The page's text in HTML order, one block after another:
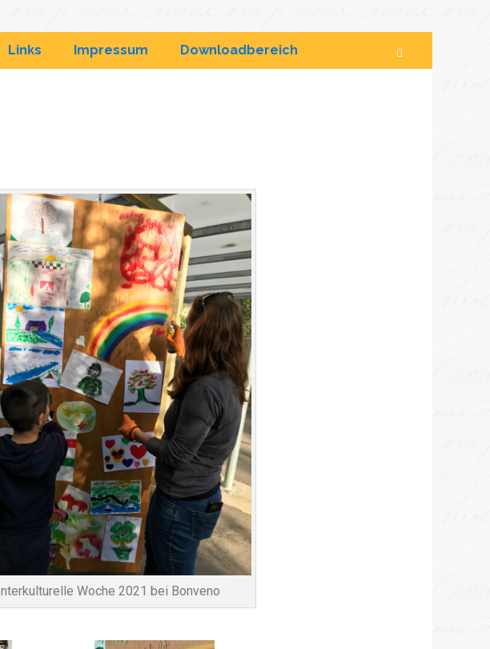
Links Impressum Downloadbereich
Interkulturelle Woche 2021 bei Bonveno